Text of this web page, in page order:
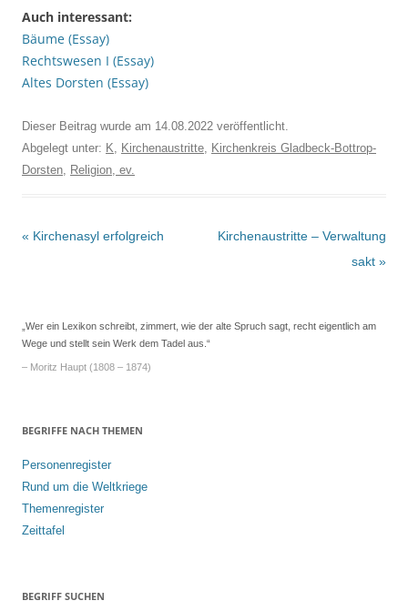
Auch interessant:
Bäume (Essay)
Rechtswesen I (Essay)
Altes Dorsten (Essay)
Dieser Beitrag wurde am 14.08.2022 veröffentlicht.
Abgelegt unter: K, Kirchenaustritte, Kirchenkreis Gladbeck-Bottrop-
Dorsten, Religion, ev.
Beitrags-
« Kirchenasyl erfolgreich
Kirchenaustritte – Verwaltung
sakt »
„Wer ein Lexikon schreibt, zimmert, wie der alte Spruch sagt, recht eigentlich am
Wege und stellt sein Werk dem Tadel aus.“
– Moritz Haupt (1808 – 1874)
BEGRIFFE NACH THEMEN
Personenregister
Rund um die Weltkriege
Themenregister
Zeittafel
BEGRIFF SUCHEN